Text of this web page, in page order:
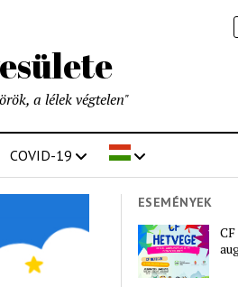
a lélek végtelen"
COVID-19
ESEMÉNYEK